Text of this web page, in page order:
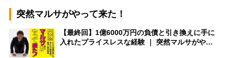
突然マルサがやって来た！
【最終回】1億6000万円の負債と引き換えに手に
入れたプライスレスな経験 ｜ 突然マルサがや…